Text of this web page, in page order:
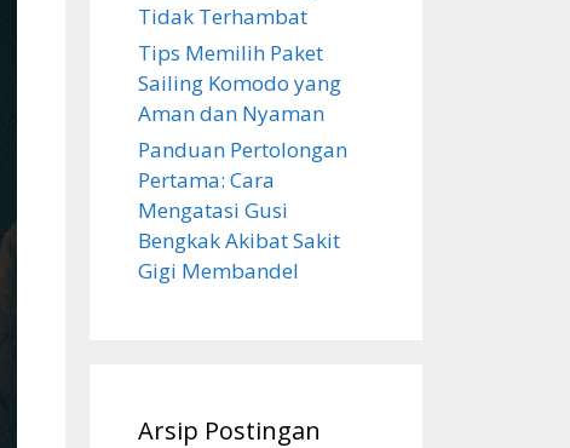
Tidak Terhambat
Tips Memilih Paket
Sailing Komodo yang
Aman dan Nyaman
Panduan Pertolongan
Pertama: Cara
Mengatasi Gusi
Bengkak Akibat Sakit
Gigi Membandel
Arsip Postingan